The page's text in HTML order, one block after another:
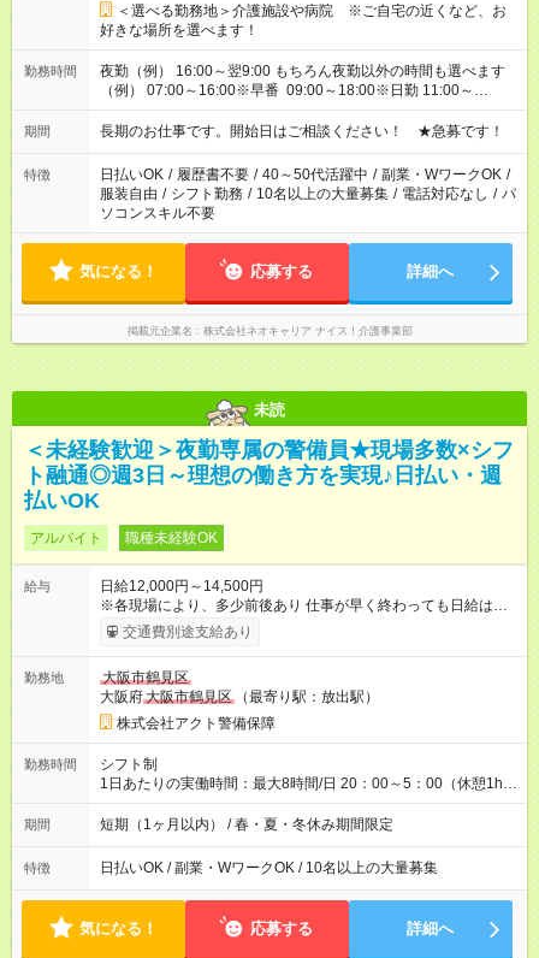
＜選べる勤務地＞介護施設や病院 ※ご自宅の近くなど、お
好きな場所を選べます！
勤務時間
夜勤（例） 16:00～翌9:00 もちろん夜勤以外の時間も選べます
（例） 07:00～16:00※早番 09:00～18:00※日勤 11:00～
20:00※遅番 ※時間は、固定・選べる施設もあるので、ご希望が
あれば調整できます！ ※シフト制。勤務地により実働時間が異
ください。
期間 長期のお仕事です。開始日はご相談ください！ ★急募です！
特徴 日払いOK / 履歴書不要 / 40～50代活躍中 / 副業・WワークOK /
服装自由 / シフト勤務 / 10名以上の大量募集 / 電話対応なし / パ
ソコンスキル不要
気になる！ 応募する 詳細へ
掲載元企業名 株式会社ネオキャリア ナイス！介護事業部
未読
＜未経験歓迎＞夜勤専属の警備員★現場多数×シフ
ト融通◎週3日～理想の働き方を実現♪日払い・週
払いOK
アルバイト 職種未経験OK
給与
日給12,000円～14,500円
※各現場により、多少前後あり 仕事が早く終わっても日給は保
証されます。 【試用期間】試用期間なし
交通費別途支給あり
勤務地
大阪市鶴見区
大阪府大阪市鶴見区
（最寄り駅：放出駅）
株式会社アクト警備保障
勤務時間
シフト制
1日あたりの実働時間：最大8時間/日 20：00～5：00（休憩1h）
※現場により開始時間が異なる場合があります。
期間 短期（1ヶ月以内） / 春・夏・冬休み期間限定
特徴 日払いOK / 副業・WワークOK / 10名以上の大量募集
気になる！ 応募する 詳細へ